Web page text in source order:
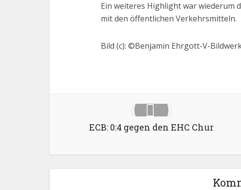
Ein weiteres Highlight war wiederum
mit den öffentlichen Verkehrsmitteln.
Bild (c): ©Benjamin Ehrgott-V-
ECB: 0:4 gegen den EHC Chur